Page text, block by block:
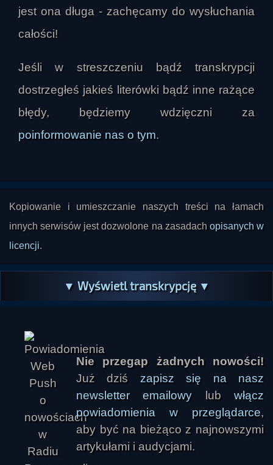
kondycji psychicznej i zdrowotnej domowników.
W rozmowie wielokrotnie wracała teza, że
wzrastać wraz z rozchwianiem emocjonalnym,
osłabieniem psychicznym, poczuciem krzywdy,
lękiem i brakiem wewnętrznego kontaktu ze
i „dobrego pola” budowanego przez relacje
ochronną przestrzeń, która utrudnia działanie
negatywnych oddziaływań.
„pamięć ścian”. Rozmówcy przyjmowali, że
budynki i przestrzenie mogą kumulować emocje,
odczuwają skutki dawnych konfliktów, tragedii
czy samobójstw. Zwracano uwagę, że niektóre
lokalizacje wydają się szczególnie niekorzystne
nie z powodu aktywności duchów, lecz z uwagi
na geologię, układ terenu, żyły wodne, uskoki i
inne czynniki radiestezyjne. Przywołano książkę
Rogera de La Forest „Domy, które zabijają”, jako
przykład pracy łączącej spojrzenie inżynierskie z
jest ona długa - zachęcamy do wysłuchania
całości!
Jeśli w streszczeniu bądź transkrypcji
dostrzegłeś jakieś literówki bądź inne rażące
błędy, będziemy wdzięczni za
poinformowanie nas o tym.
Kopiowanie i umieszczanie naszych treści na łamach
innych serwisów jest dozwolone na zasadach opisanych w
licencji.
▼ Wyświetl transkrypcję ▼
Nie przegap żadnych nowości!
Już dziś zapisz się na nasz
newsletter emailowy lubwłącz
powiadomienia w przeglądarce,
aby być na bieżąco z najnowszymi
artykułami i audycjami.